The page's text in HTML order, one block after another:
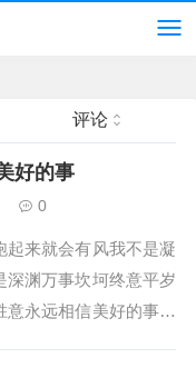
评论
好的事
0
起来就会有风我不是凝
深渊万事坎坷终意平岁
意永远相信美好的事即